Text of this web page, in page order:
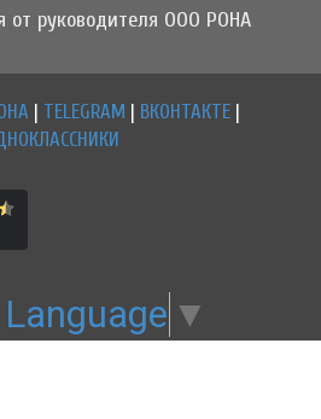
от руководителя ООО РОНА
TELEGRAM ВКОНТАКТЕ
▼